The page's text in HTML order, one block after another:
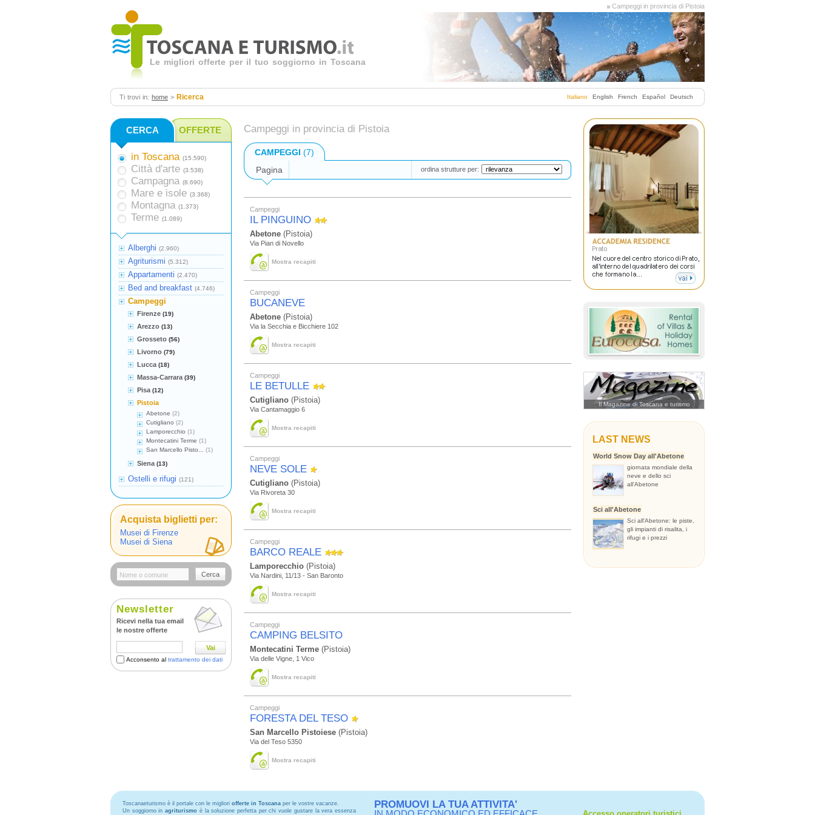
Campeggi in provincia di Pistoia
Le migliori offerte per il tuo soggiorno in Toscana
Italiano English French Español Deutsch
Ti trovi in: home > Ricerca
Campeggi in provincia di Pistoia
CAMPEGGI (7)
Pagina
ordina strutture per:
Campeggi
IL PINGUINO
Abetone (Pistoia)
Via Pian di Novello
Mostra recapiti
Campeggi
BUCANEVE
Abetone (Pistoia)
Via la Secchia e Bicchiere 102
Mostra recapiti
Campeggi
LE BETULLE
Cutigliano (Pistoia)
Via Cantamaggio 6
Mostra recapiti
Campeggi
NEVE SOLE
Cutigliano (Pistoia)
Via Rivoreta 30
Mostra recapiti
Campeggi
BARCO REALE
Lamporecchio (Pistoia)
Via Nardini, 11/13 - San Baronto
Mostra recapiti
Campeggi
CAMPING BELSITO
Montecatini Terme (Pistoia)
Via delle Vigne, 1 Vico
Mostra recapiti
Campeggi
FORESTA DEL TESO
San Marcello Pistoiese (Pistoia)
Via del Teso 5350
Mostra recapiti
CERCA OFFERTE
in Toscana (15.590)
Città d'arte (3.538)
Campagna (8.690)
Mare e isole (3.368)
Montagna (1.373)
Terme (1.089)
Alberghi (2.960)
Agriturismi (5.312)
Appartamenti (2.470)
Bed and breakfast (4.746)
Campeggi
Firenze (19)
Arezzo (13)
Grosseto (56)
Livorno (79)
Lucca (18)
Massa-Carrara (39)
Pisa (12)
Pistoia
Abetone (2)
Cutigliano (2)
Lamporecchio (1)
Montecatini Terme (1)
San Marcello Pisto...
(1)
Siena (13)
Ostelli e rifugi (121)
Acquista biglietti per:
Musei di Firenze
Musei di Siena
Cerca
Newsletter
Ricevi nella tua email
le nostre offerte
Vai
Acconsento al trattamento dei dati
Il Magazine di Toscana e turismo
LAST NEWS
World Snow Day all'Abetone
giornata mondiale della
neve e dello sci
all'Abetone
Sci all'Abetone
Sci all'Abetone: le piste,
gli impianti di risalita, i
rifugi e i prezzi
Toscanaeturismo è il portale con le migliori offerte in Toscana per le vostre vacanze.
Un soggiorno inagriturismo è la soluzione perfetta per chi vuole gustare la vera essenza
PROMUOVI LA TUA ATTIVITA'